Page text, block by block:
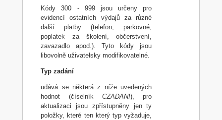
Kódy 300 - 999 jsou určeny pro
evidencí ostatních výdajů za různé
další platby (telefon, parkovné,
poplatek za školení, občerstvení,
zavazadlo apod.). Tyto kódy jsou
libovolně uživatelsky modifikovatelné.
Typ zadání
udává se některá z níže uvedených
hodnot (číselník CZADANI), pro
aktualizaci jsou zpřístupněny jen ty
položky, které ten který typ vyžaduje,